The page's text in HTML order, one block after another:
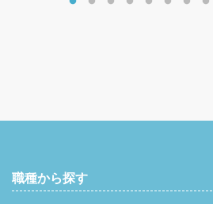
職種から探す